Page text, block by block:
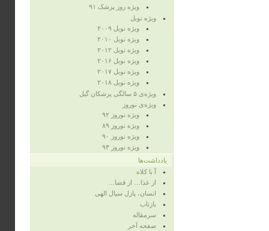
ویژه‌ روز پزشک ۹۱
ویژه‌ نوبل
ویژه‌ نوبل ۲۰۰۹
ویژه‌ نوبل ۲۰۱۰
ویژه‌ نوبل ۲۰۱۲
ویژه نوبل ۲۰۱۶
ویژه نوبل ۲۰۱۷
ویژه نوبل ۲۰۱۸
ویژه‌ی ۵ سالگی پزشکان گیل
ویژه‌ی نوروز
ویژه‌ نوروز ۹۲
ویژه‌ نوروز ۸۹
ویژه‌ نوروز ۹۰
ویژه‌ نوروز ۹۳
یادداشت‌ها
آ با کلاه
از غذا… از قضا…
انسان، پازل سیال الهی
بازتاب
سرمقاله
صفحه‌ آخر